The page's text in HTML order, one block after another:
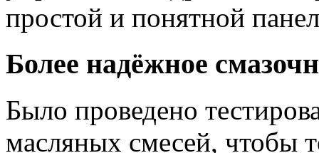
простой и понятной
Более надёжное
Было проведено
масляных смесей, чтобы